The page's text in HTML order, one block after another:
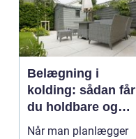
Belægning i
kolding: sådan får
du holdbare og
flotte udearealer
Når man planlægger